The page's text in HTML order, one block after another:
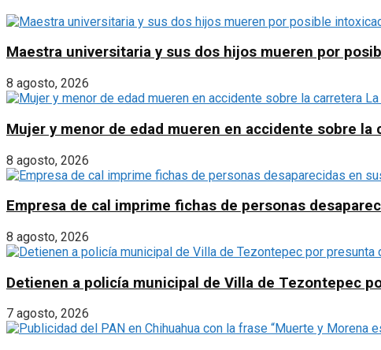
Maestra universitaria y sus dos hijos mueren por
8 agosto, 2026
Mujer y menor de edad mueren en accidente sobre la
8 agosto, 2026
Empresa de cal imprime fichas de personas
8 agosto, 2026
Detienen a policía municipal de Villa de Tezontepec
7 agosto, 2026